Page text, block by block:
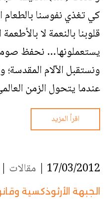
كي تغذي نفوسنا بالطعام
قلوبنا بالنعمة لا
يستعملونها… نحفظ
ونستقبل الآلام المقدسة؛
عندما يتحول الزمن
اقرأ المزيد
17/03/2012 | مقالات |
الجبهة الأرثوذكسية وقانون